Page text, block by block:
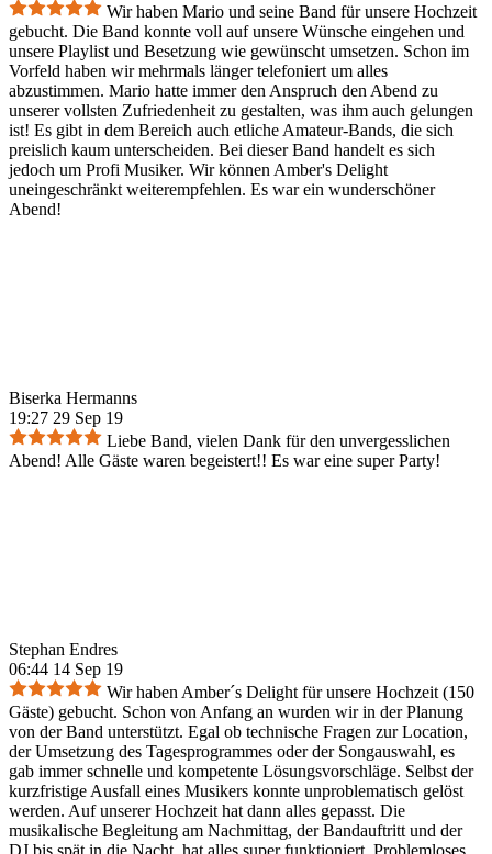
Wir haben Mario und seine Band für unsere Hochzeit
gebucht. Die Band konnte voll auf unsere Wünsche eingehen und
unsere Playlist und Besetzung wie gewünscht umsetzen. Schon im
Vorfeld haben wir mehrmals länger telefoniert um alles
abzustimmen. Mario hatte immer den Anspruch den Abend zu
unserer vollsten Zufriedenheit zu gestalten, was ihm auch gelungen
ist! Es gibt in dem Bereich auch etliche Amateur-Bands, die sich
preislich kaum unterscheiden. Bei dieser Band handelt es sich
jedoch um Profi Musiker. Wir können Amber's Delight
uneingeschränkt weiterempfehlen. Es war ein wunderschöner
Abend!
Biserka Hermanns
19:27 29 Sep 19
Liebe Band, vielen Dank für den unvergesslichen
Abend! Alle Gäste waren begeistert!! Es war eine super Party!
Stephan Endres
06:44 14 Sep 19
Wir haben Amber´s Delight für unsere Hochzeit (150
Gäste) gebucht. Schon von Anfang an wurden wir in der Planung
von der Band unterstützt. Egal ob technische Fragen zur Location,
der Umsetzung des Tagesprogrammes oder der Songauswahl, es
gab immer schnelle und kompetente Lösungsvorschläge. Selbst der
kurzfristige Ausfall eines Musikers konnte unproblematisch gelöst
werden. Auf unserer Hochzeit hat dann alles gepasst. Die
musikalische Begleitung am Nachmittag, der Bandauftritt und der
DJ bis spät in die Nacht, hat alles super funktioniert. Problemloses